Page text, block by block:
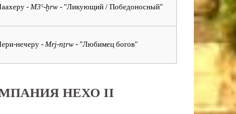
- M3ˁ-ḫrw -"Ликующий / Победоносный"
нечеру- Mrj-nṯrw -"Любимец богов"
НЕХО II